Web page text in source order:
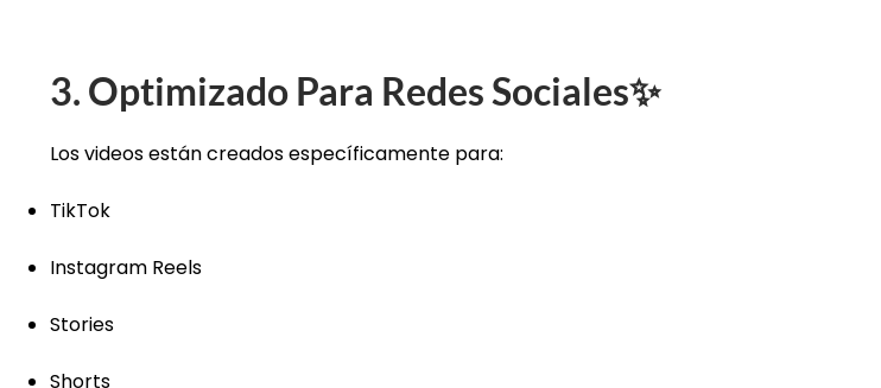
3. Optimizado Para Redes Sociales✨
Los videos están creados específicamente para:
TikTok
Instagram Reels
Stories
Shorts